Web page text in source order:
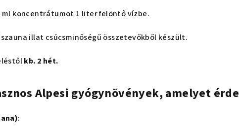
ml koncentrátumot 1 liter felöntő vízbe.
illat csúcsminőségű összetevőkből készült.
kb. 2 hét.
Alpesi gyógynövények, amelyet
: